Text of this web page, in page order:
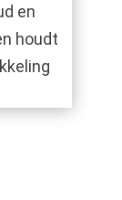
en
houdt